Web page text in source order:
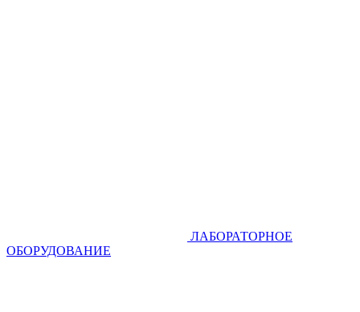
ЛАБОРАТОРНОЕ
ОБОРУДОВАНИЕ